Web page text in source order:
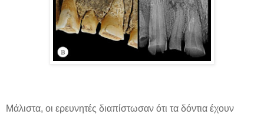
Μάλιστα, οι ερευνητές διαπίστωσαν ότι τα δόντια έχουν